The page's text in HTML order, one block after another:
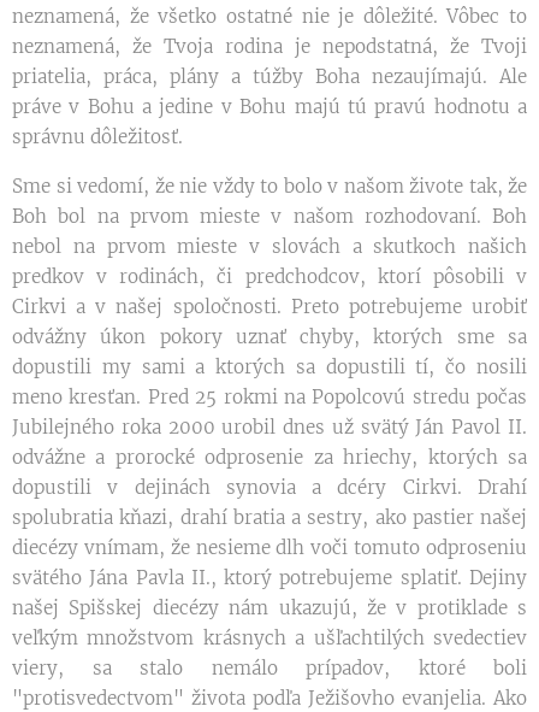
neznamená, že všetko ostatné nie je dôležité. Vôbec to
neznamená, že Tvoja rodina je nepodstatná, že Tvoji
priatelia, práca, plány a túžby Boha nezaujímajú. Ale
práve v Bohu a jedine v Bohu majú tú pravú hodnotu a
správnu dôležitosť.
Sme si vedomí, že nie vždy to bolo v našom živote tak, že
Boh bol na prvom mieste v našom rozhodovaní. Boh
nebol na prvom mieste v slovách a skutkoch našich
predkov v rodinách, či predchodcov, ktorí pôsobili v
Cirkvi a v našej spoločnosti. Preto potrebujeme urobiť
odvážny úkon pokory uznať chyby, ktorých sme sa
dopustili my sami a ktorých sa dopustili tí, čo nosili
meno kresťan. Pred 25 rokmi na Popolcovú stredu počas
Jubilejného roka 2000 urobil dnes už svätý Ján Pavol II.
odvážne a prorocké odprosenie za hriechy, ktorých sa
dopustili v dejinách synovia a dcéry Cirkvi. Drahí
spolubratia kňazi, drahí bratia a sestry, ako pastier našej
diecézy vnímam, že nesieme dlh voči tomuto odproseniu
svätého Jána Pavla II., ktorý potrebujeme splatiť. Dejiny
našej Spišskej diecézy nám ukazujú, že v protiklade s
veľkým množstvom krásnych a ušľachtilých svedectiev
viery, sa stalo nemálo prípadov, ktoré boli
"protisvedectvom" života podľa Ježišovho evanjelia. Ako